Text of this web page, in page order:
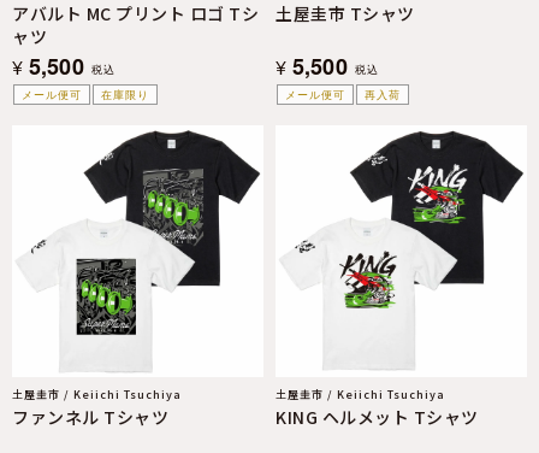
メール便可 在庫限り
アバルト MC プリント ロゴ Tシ
ャツ
¥ 5,500 税込
メール便可
再入荷
土屋圭市 Tシャツ
¥ 5,500 税込
土屋圭市 / Keiichi Tsuchiya
ファンネル Tシャツ
土屋圭市 / Keiichi Tsuchiya
KING ヘルメット Tシャツ